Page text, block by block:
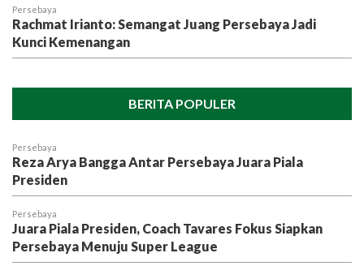
Persebaya
Rachmat Irianto: Semangat Juang Persebaya Jadi
Kunci Kemenangan
BERITA POPULER
Persebaya
Reza Arya Bangga Antar Persebaya Juara Piala
Presiden
Persebaya
Juara Piala Presiden, Coach Tavares Fokus Siapkan
Persebaya Menuju Super League